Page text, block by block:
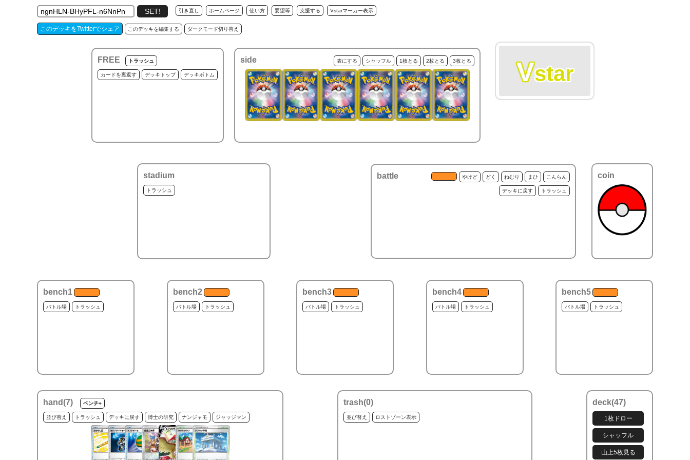
引き直し ホームページ 使い方 要望等 支援する Vstarマーカー表示
このデッキをTwitterでシェア このデッキを編集する ダークモード切り替え
FREE トラッシュ
カードを裏返す デッキトップ デッキボトム
side 表にする シャッフル 1枚とる 2枚とる 3枚とる Vstar
stadium
トラッシュ
battle やけど どく ねむり まひ こんらん
デッキに戻す トラッシュ
coin
bench1
バトル場 トラッシュ
bench2
バトル場 トラッシュ
bench3
バトル場 トラッシュ
bench4
バトル場 トラッシュ
bench5
バトル場 トラッシュ
hand(7) ベンチ+
並び替え トラッシュ デッキに戻す 博士の研究 ナンジャモ ジャッジマン
trash(0)
並び替え ロストゾーン表示
deck(47)